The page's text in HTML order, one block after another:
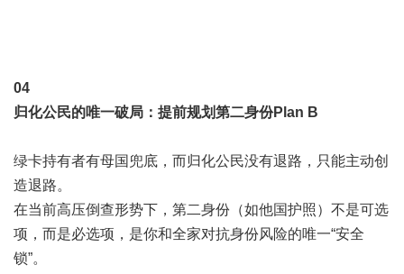
04
归化公民的唯一破局：提前规划第二身份Plan B
绿卡持有者有母国兜底，而归化公民没有退路，只能主动创
造退路。
在当前高压倒查形势下，第二身份（如他国护照）不是可选
项，而是必选项，是你和全家对抗身份风险的唯一“安全
锁”。